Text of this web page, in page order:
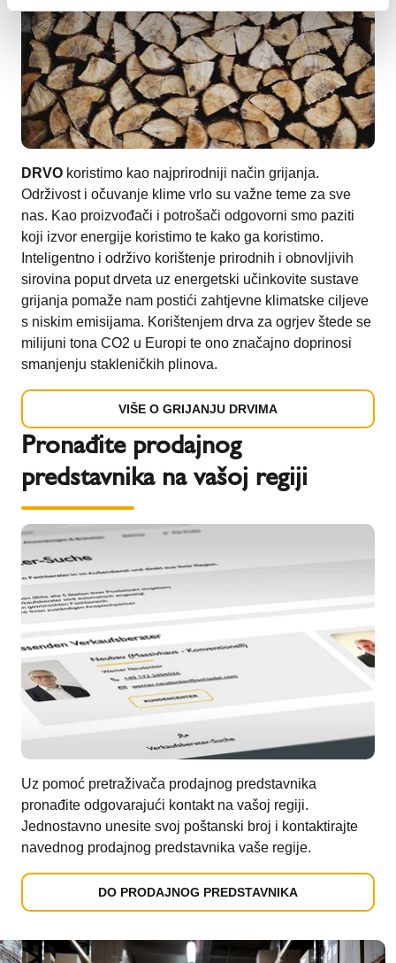
DRVO koristimo kao najprirodniji način grijanja.
Održivost i očuvanje klime vrlo su važne teme za sve
nas. Kao proizvođači i potrošači odgovorni smo paziti
koji izvor energije koristimo te kako ga koristimo.
Inteligentno i održivo korištenje prirodnih i obnovljivih
sirovina poput drveta uz energetski učinkovite sustave
grijanja pomaže nam postići zahtjevne klimatske ciljeve
s niskim emisijama. Korištenjem drva za ogrjev štede se
milijuni tona CO2 u Europi te ono značajno doprinosi
smanjenju stakleničkih plinova.
VIŠE O GRIJANJU DRVIMA
Pronađite prodajnog
predstavnika na vašoj regiji
Uz pomoć pretraživača prodajnog predstavnika
pronađite odgovarajući kontakt na vašoj regiji.
Jednostavno unesite svoj poštanski broj i kontaktirajte
navednog prodajnog predstavnika vaše regije.
DO PRODAJNOG PREDSTAVNIKA